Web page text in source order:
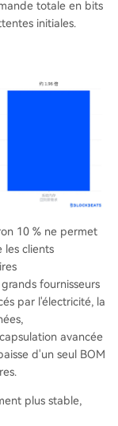
totale en bits
initiales.
10 % ne permet
les clients
fournisseurs
par l'électricité, la
avancée
d'un seul BOM
plus stable,